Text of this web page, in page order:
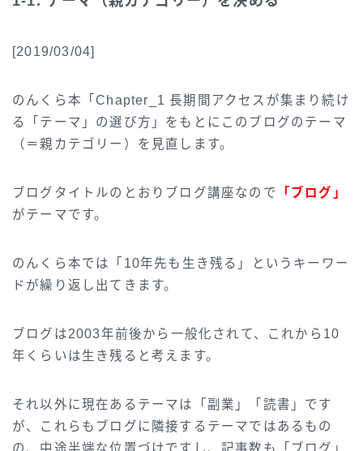
[2019/03/04]
のんくら本「Chapter_1 長期間アクセスが集まり続け
る「テーマ」の選び方」をもとにこのブログのテーマ
（＝親カテゴリー）を見直します。
ブログタイトルのとおりブログ講座なので
「ブログ」
がテーマです。
のんくら本では「10年先も生き残る」というキーワー
ドが繰り返し出てきます。
ブログは2003年前後から一般化されて、これから10
年くらいは生き残ると考えます。
それ以外に現在あるテーマは「副業」「読書」です
が、これらもブログに隣接するテーマではあるもの
の、中途半端な位置づけですし、記事数も「ブログ」